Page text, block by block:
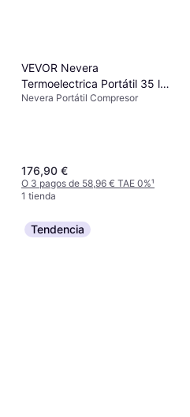
VEVOR Nevera
Termoelectrica Portátil 35 l
Nevera de Viaje para Coche
Nevera Portátil Compresor
176,90 €
O 3 pagos de 58,96 € TAE 0%¹
1 tienda
Tendencia